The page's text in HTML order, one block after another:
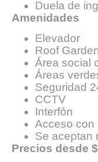
Duela de
Amenidades
Elevador
Roof
Área social
Áreas
Seguridad
CCTV
Interfón
Acceso con
Se aceptan
Precios desde